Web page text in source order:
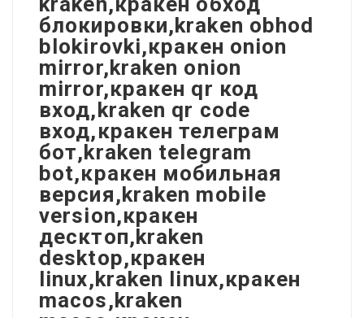
блокировки,kraken obhod
blokirovki,кракен onion
mirror,kraken onion
mirror,кракен qr код
вход,kraken qr code
вход,кракен телеграм
бот,kraken telegram
bot,кракен мобильная
версия,kraken mobile
version,кракен
десктоп,kraken
desktop,кракен
linux,kraken linux,кракен
macos,kraken